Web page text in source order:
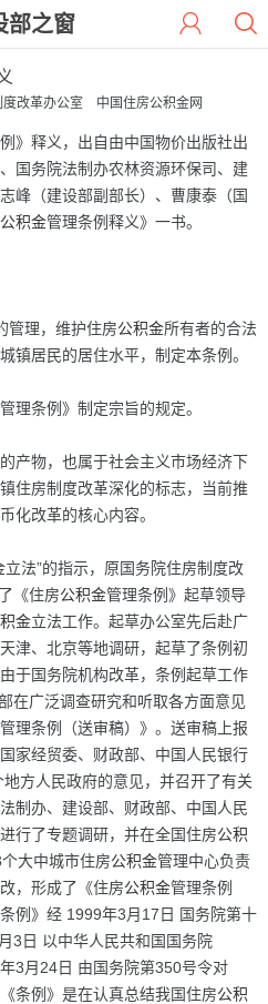
部之窗
改革办公室 中国住房公积金网
》释义，出自由中国物价出版社出
国务院法制办农林资源环保司、建
峰（建设部副部长）、曹康泰（国
公积金管理条例释义》一书。
管理，维护住房公积金所有者的合法
镇居民的居住水平，制定本条例。
管理条例》制定宗旨的规定。
产物，也属于社会主义市场经济下
住房制度改革深化的标志，当前推
化改革的核心内容。
立法”的指示，原国务院住房制度改
《住房公积金管理条例》起草领导
金立法工作。起草办公室先后赴广
津、北京等地调研，起草了条例初
于国务院机构改革，条例起草工作
在广泛调查研究和听取各方面意见
管理条例（送审稿）》。送审稿上报
家经贸委、财政部、中国人民银行
方人民政府的意见，并召开了有关
制办、建设部、财政部、中国人民
行了专题调研，并在全国住房公积
大中城市住房公积金管理中心负责
，形成了《住房公积金管理条例
例》经 1999年3月17日 国务院第十
月3日 以中华人民共和国国务院
3月24日 由国务院第350号令对
条例》是在认真总结我国住房公积